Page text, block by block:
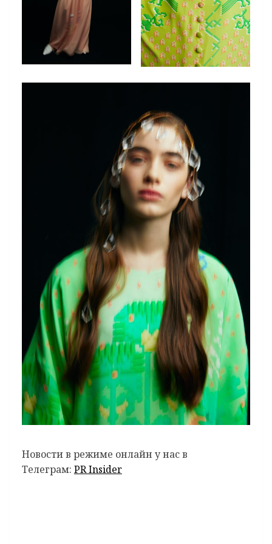
Новости в режиме онлайн у нас в
Телеграм: PR Insider